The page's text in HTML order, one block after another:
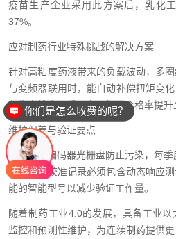
疫苗生产企业采用此方案后，乳化
37%。
应对制药行业特殊挑战的解决方案
针对高粘度药液带来的负载波动，多
与变频器联用时，能自动补偿扭矩变
剂生产线应用后，产品效价合格率提升
维护保养与验证要点
定期清洁编码器光栅盘防止污染，每
求编码器校准记录必须包含动态响应
能的智能型号以减少验证工作量。
随着制药工业4.0的发展，具备工业以
监控和预测性维护，为连续制药提供
你们是怎么收费的呢？